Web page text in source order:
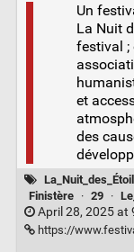
Un
La Nuit
festival ;
et
des
Finistère
· 29 ·
April 28, 2025 at
https://